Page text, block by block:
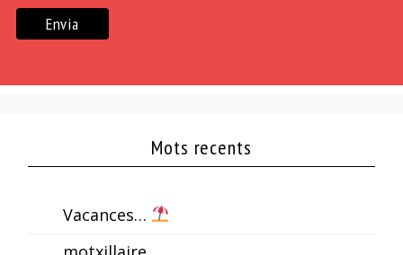
Mots recents
Vacances…